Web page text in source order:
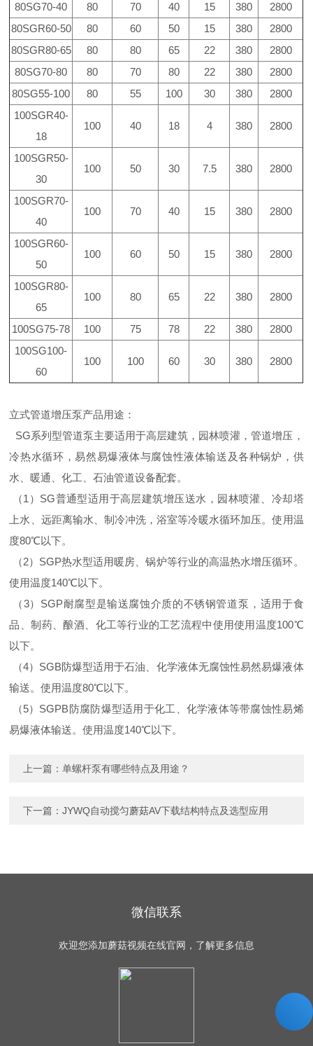
80SG70-40
80 70 40 15 380
2800
80SGR60-50
80 60 50 15 380
2800
80SGR80-65
80 80 65 22 380
2800
80SG70-80
80 70 80 22 380
2800
80SG55-100
80 55 100 30 380
2800
100SGR40-
18
100 40 18 4 380 2800
100SGR50-
30
100 50 30 7.5 380 2800
100SGR70-
40
100 70 40 15 380 2800
100SGR60-
50
100 60 50 15 380 2800
100SGR80-
65
100 80 65 22 380 2800
100SG75-78 100 75 78 22 380
2800
100SG100-
60
100 100 60 30 380 2800
立式管道增压泵产品用途：
SG系列型管道泵主要适用于高层建筑，园林喷灌，管道增压，
冷热水循环，易然易爆液体与腐蚀性液体输送及各种锅炉，供
水、暖通、化工、石油管道设备配套。
（1）SG普通型适用于高层建筑增压送水，园林喷灌、冷却塔
上水、远距离输水、制冷冲洗，浴室等冷暖水循环加压。使用温
度80℃以下。
（2）SGP热水型适用暖房、锅炉等行业的高温热水增压循环。
使用温度140℃以下。
（3）SGP耐腐型是输送腐蚀介质的不锈钢管道泵，适用于食
品、制药、酿酒、化工等行业的工艺流程中使用使用温度100℃
以下。
（4）SGB防爆型适用于石油、化学液体无腐蚀性易然易爆液体
输送。使用温度80℃以下。
（5）SGPB防腐防爆型适用于化工、化学液体等带腐蚀性易烯
易爆液体输送。使用温度140℃以下。
上一篇：单螺杆泵有哪些特点及用途？
下一篇：JYWQ自动搅匀蘑菇AV下载结构特点及选型应用
微信联系
欢迎您添加蘑菇视频在线官网，了解更多信息